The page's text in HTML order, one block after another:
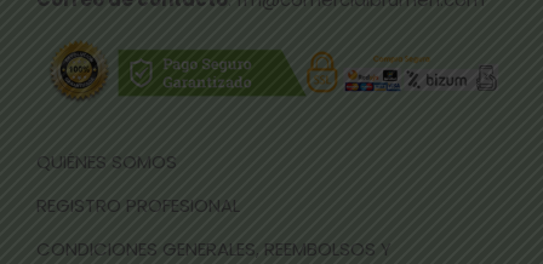
QUIÉNES SOMOS
REGISTRO PROFESIONAL
CONDICIONES GENERALES, REEMBOLSOS Y